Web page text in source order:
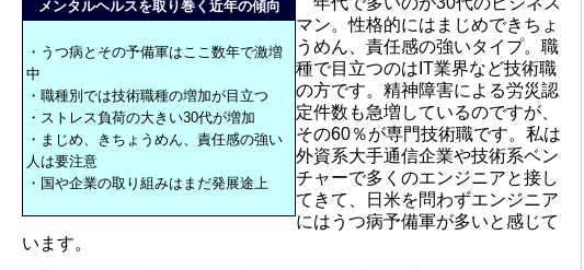
メンタルヘルスを取り巻く近年の傾向
・うつ病とその予備軍はここ数年で激増
中
・職種別では技術職種の増加が目立つ
・ストレス負荷の大きい30代が増加
・まじめ、きちょうめん、責任感の強い
人は要注意
・国や企業の取り組みはまだ発展途上
マン。性格的にはまじめできちょ
うめん、責任感の強いタイプ。職
種で目立つのはIT業界など技術職
の方です。精神障害による労災認
定件数も急増しているのですが、
その60％が専門技術職です。私は
外資系大手通信企業や技術系ベン
チャーで多くのエンジニアと接し
てきて、日米を問わずエンジニア
にはうつ病予備軍が多いと感じて
います。